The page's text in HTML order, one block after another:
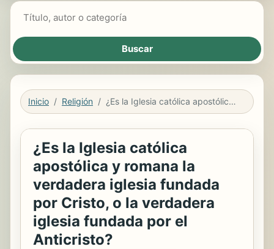
Inicio Religión ¿Es la Iglesia católica apostólica y romana la verdadera iglesia fundada por Cristo, o la verdadera iglesia fundada por el Anticristo?
¿Es la Iglesia católica
apostólica y romana la
verdadera iglesia fundada
por Cristo, o la verdadera
iglesia fundada por el
Anticristo?